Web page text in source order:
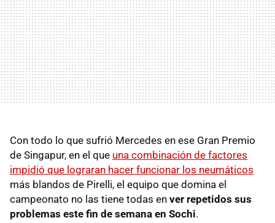
Con todo lo que sufrió Mercedes en ese Gran Premio
de Singapur, en el que una combinación de factores
impidió que lograran hacer funcionar los neumáticos
más blandos de Pirelli, el equipo que domina el
campeonato no las tiene todas en ver repetidos sus
problemas este fin de semana en Sochi.